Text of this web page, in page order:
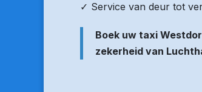
✓ Service van deur tot
Boek uw taxi
zekerheid van